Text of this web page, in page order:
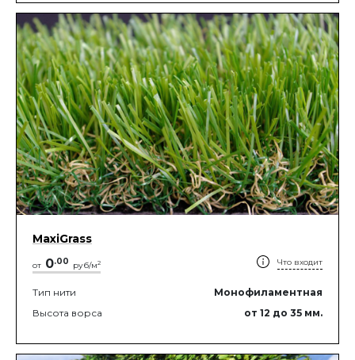
MaxiGrass
от 0.00 руб/м2 Что входит
Тип нити
Монофиламентная
Высота ворса
от 12 до 35 мм.